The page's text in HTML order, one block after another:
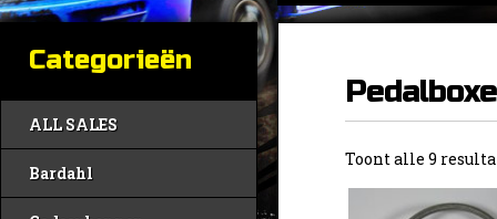
Categorieën
ALL SALES
Bardahl
Toont alle 9